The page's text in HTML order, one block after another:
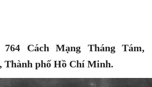
Cách Mạng Tháng Tám,
Thành phố Hồ Chí Minh.